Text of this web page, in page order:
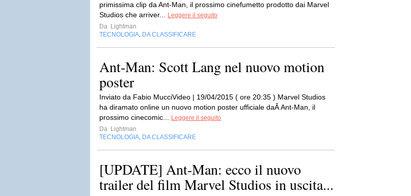
primissima clip da Ant-Man, il prossimo cinefumetto prodotto dai Marvel
Studios che arriver...
Leggere il seguito
Da Lightman
TECNOLOGIA DA CLASSIFICARE
Ant-Man: Scott Lang nel nuovo motion
poster
Inviato da Fabio MucciVideo | 19/04/2015 ( ore 20:35 ) Marvel Studios
ha diramato online un nuovo motion poster ufficiale daÂ Ant-Man, il
prossimo cinecomic...
Leggere il seguito
Da Lightman
TECNOLOGIA DA CLASSIFICARE
[UPDATE] Ant-Man: ecco il nuovo
trailer del film Marvel Studios in uscita...